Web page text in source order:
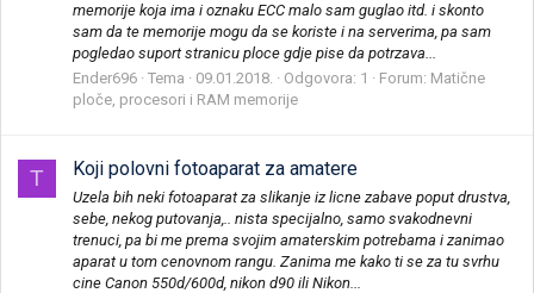
memorije koja ima i oznaku ECC malo sam guglao itd. i skonto
sam da te memorije mogu da se koriste i na serverima, pa sam
pogledao suport stranicu ploce gdje pise da potrzava...
Ender696 Tema 09.01.2018. Odgovora: 1 Forum: Matične
ploče, procesori i RAM memorije
T Koji polovni fotoaparat za amatere
Uzela bih neki fotoaparat za slikanje iz licne zabave poput drustva,
sebe, nekog putovanja,.. nista specijalno, samo svakodnevni
trenuci, pa bi me prema svojim amaterskim potrebama i zanimao
aparat u tom cenovnom rangu. Zanima me kako ti se za tu svrhu
cine Canon 550d/600d, nikon d90 ili Nikon...